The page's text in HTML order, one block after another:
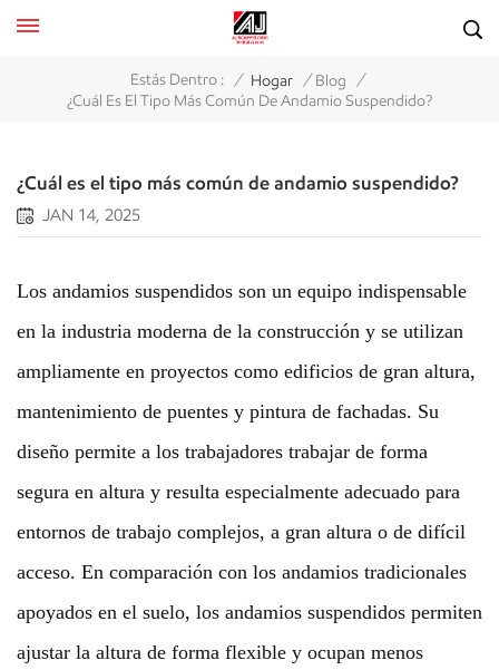
Estás Dentro : / Hogar / Blog /
¿Cuál Es El Tipo Más Común De Andamio Suspendido?
¿Cuál es el tipo más común de andamio suspendido?
JAN 14, 2025
Los andamios suspendidos son un equipo indispensable
en la industria moderna de la construcción y se utilizan
ampliamente en proyectos como edificios de gran altura,
mantenimiento de puentes y pintura de fachadas. Su
diseño permite a los trabajadores trabajar de forma
segura en altura y resulta especialmente adecuado para
entornos de trabajo complejos, a gran altura o de difícil
acceso. En comparación con los andamios tradicionales
apoyados en el suelo, los andamios suspendidos permiten
ajustar la altura de forma flexible y ocupan menos